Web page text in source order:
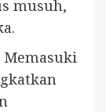
musuh,
Memasuki